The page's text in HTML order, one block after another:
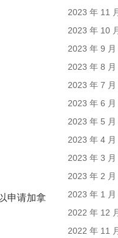
申请加拿
2023 年 11
2023 年 10
2023 年 9 月
2023 年 8 月
2023 年 7 月
2023 年 6 月
2023 年 5 月
2023 年 4 月
2023 年 3 月
2023 年 2 月
2023 年 1 月
2022 年 12
2022 年 11